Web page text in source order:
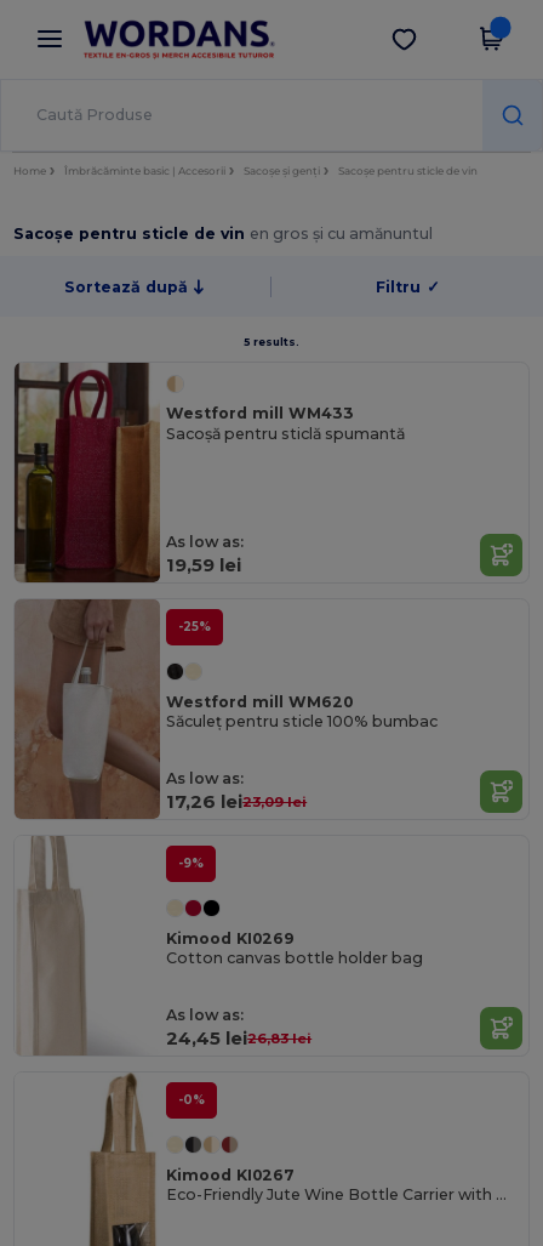
× Aplicația Wordans
Prețuri mai bune în aplicație!
Descarcă app
Home Îmbrăcăminte basic | Accesorii Sacoșe și genți Sacoșe pentru sticle de vin
Sacoșe pentru sticle de vin en gros și cu amănuntul
Sortează după Filtru ✓
5 results.
Westford mill WM433
Sacoșă pentru sticlă spumantă
As low as:
19,59 lei
-25%
Westford mill WM620
Săculeț pentru sticle 100% bumbac
As low as:
17,26 lei23,09 lei
-9%
Kimood KI0269
Cotton canvas bottle holder bag
As low as:
24,45 lei26,83 lei
-0%
Kimood KI0267
Eco-Friendly Jute Wine Bottle Carrier with Window